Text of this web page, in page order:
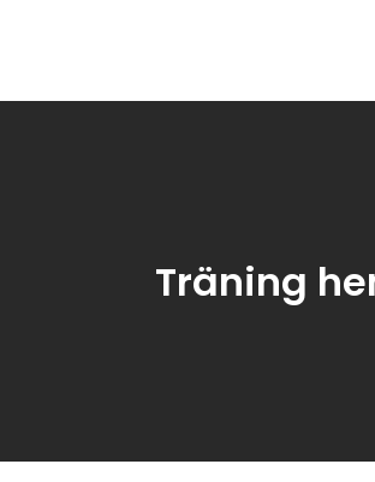
Träning